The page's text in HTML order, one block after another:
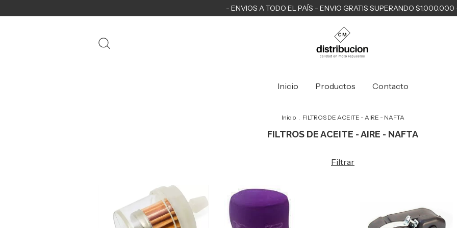
- ENVIOS A TODO EL PAÍS - ENVIO GRATIS SUPERANDO $1.000.000
Inicio Productos Contacto
Inicio FILTROS DE ACEITE - AIRE - NAFTA
FILTROS DE ACEITE - AIRE - NAFTA
Filtrar